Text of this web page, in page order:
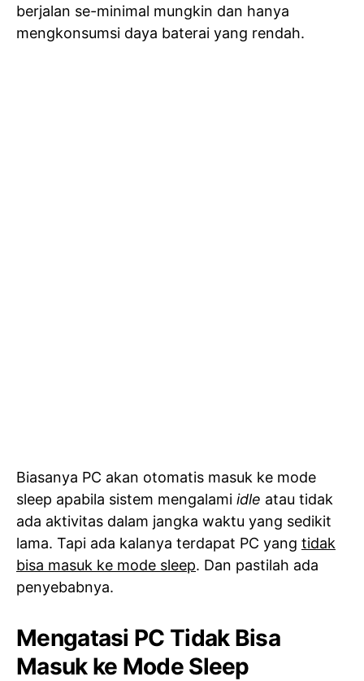
berjalan se-minimal mungkin dan hanya
mengkonsumsi daya baterai yang rendah.
Biasanya PC akan otomatis masuk ke mode
sleep apabila sistem mengalami idle atau tidak
ada aktivitas dalam jangka waktu yang sedikit
lama. Tapi ada kalanya terdapat PC yang tidak
bisa masuk ke mode sleep. Dan pastilah ada
penyebabnya.
Mengatasi PC Tidak Bisa
Masuk ke Mode Sleep